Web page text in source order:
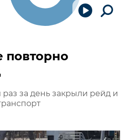
повторно
за день закрыли рейд и